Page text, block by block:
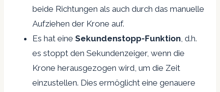
beide Richtungen als auch durch das manuelle
Aufziehen der Krone auf.
Es hat eine Sekundenstopp-Funktion, d.h.
es stoppt den Sekundenzeiger, wenn die
Krone herausgezogen wird, um die Zeit
einzustellen. Dies ermöglicht eine genauere